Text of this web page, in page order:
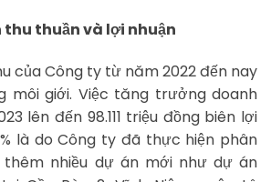
thu thuần và lợi nhuận
của Công ty từ năm 2022 đến nay
môi giới. Việc tăng trưởng doanh
lên đến 98.111 triệu đồng biên lợi
là do Công ty đã thực hiện phân
nhiều dự án mới như dự án